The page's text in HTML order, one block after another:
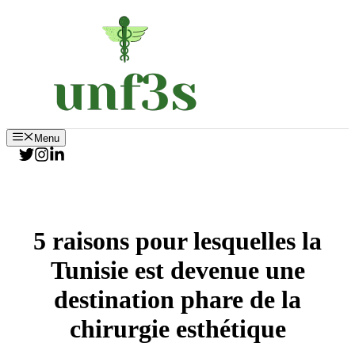
Menu
5 raisons pour lesquelles la
Tunisie est devenue une
destination phare de la
chirurgie esthétique